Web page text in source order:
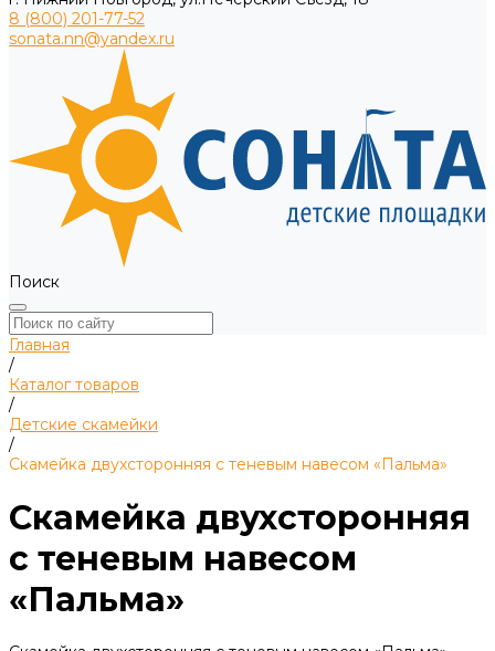
8 (800) 201-77-52
sonata.nn@yandex.ru
Поиск
Главная
/
Каталог товаров
/
Детские скамейки
/
Скамейка двухсторонняя с теневым навесом «Пальма»
Скамейка двухсторонняя
с теневым навесом
«Пальма»